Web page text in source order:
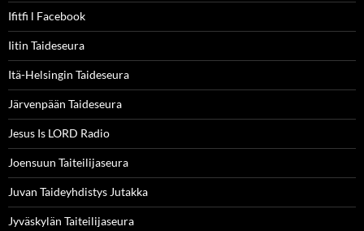
Ifitfi l Facebook
Iitin Taideseura
Itä-Helsingin Taideseura
Järvenpään Taideseura
Jesus Is LORD Radio
Joensuun Taiteilijaseura
Juvan Taideyhdistys Jutakka
Jyväskylän Taiteilijaseura